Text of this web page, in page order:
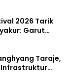
2026 Tarik
Garut
Taraje,
Infrastruktur